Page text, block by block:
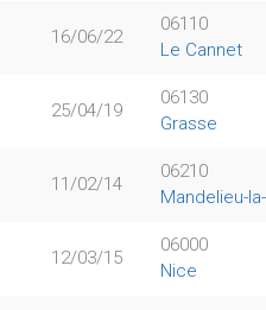
16/06/22
06110
Le Cannet
25/04/19
06130
Grasse
11/02/14
06210
Mandelieu-
12/03/15
06000
Nice